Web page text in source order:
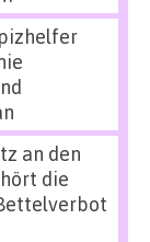
an den
die